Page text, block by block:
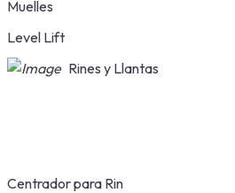
Muelles
Level Lift
Rines y Llantas
Centrador para Rin